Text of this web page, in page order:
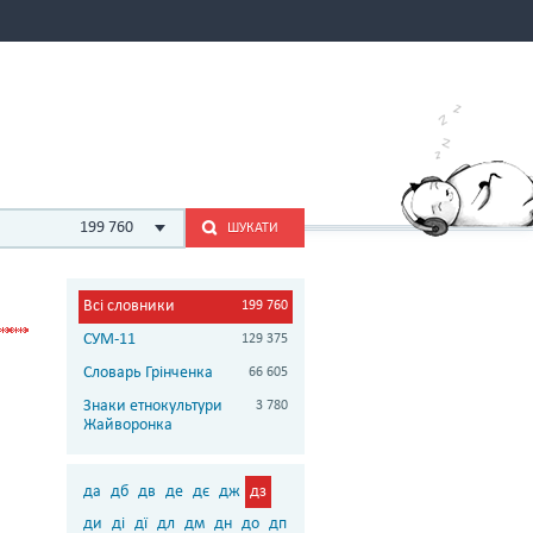
199 760 ШУКАТИ
Всі словники 199 760
СУМ-11 129 375
Словарь Грінченка 66 605
Знаки етнокультури
Жайворонка
3 780
да дб дв де дє дж дз
ди ді дї дл дм дн до дп